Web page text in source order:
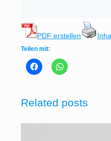
PDF erstellen
Teilen mit:
Related posts